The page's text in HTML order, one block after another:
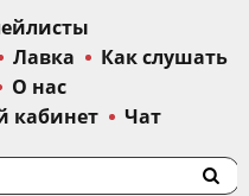
Лавка
Как слушать
О нас
кабинет Чат